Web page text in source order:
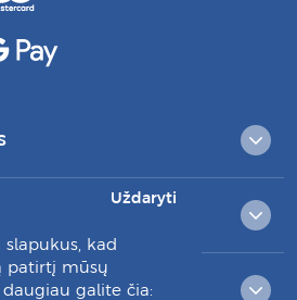
slapukus, kad
patirtį mūsų
galite čia:
Uždaryti